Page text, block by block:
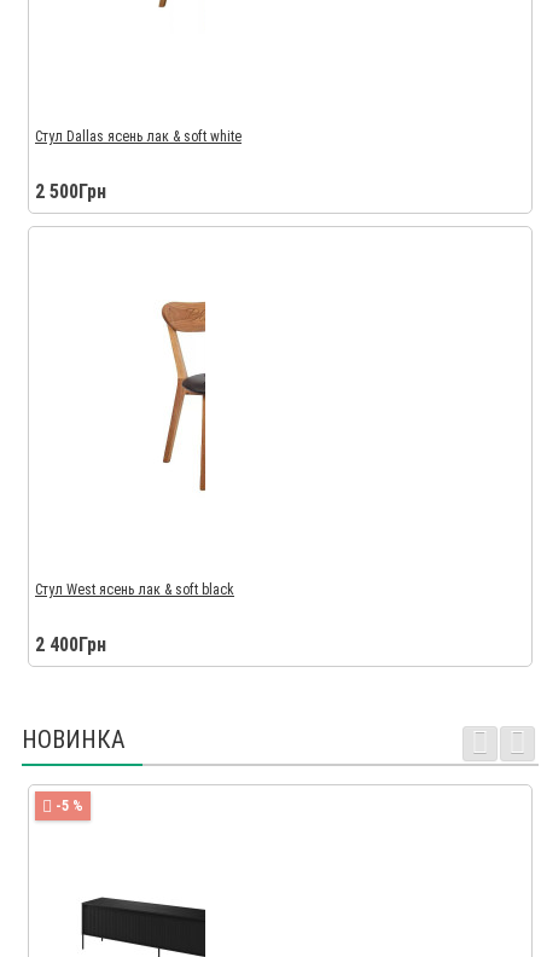
Стул Dallas ясень лак & soft white
2 500Грн
Стул West ясень лак & soft black
2 400Грн
НОВИНКА
-5 %